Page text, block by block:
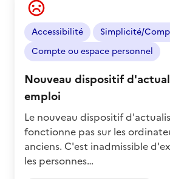
Nouveau dispositif
emploi
l'usager
:
Accessibilité
Simplicité/
Compte ou espace personnel
Le nouveau dispositif
fonctionne pas sur les
anciens. C'est inadmissible
les personnes…